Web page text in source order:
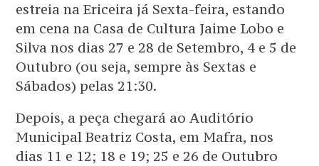
estreia na Ericeira já Sexta-feira, estando
em cena na Casa de Cultura Jaime Lobo e
Silva nos dias 27 e 28 de Setembro, 4 e 5 de
Outubro (ou seja, sempre às Sextas e
Sábados) pelas 21:30.
Depois, a peça chegará ao Auditório
Municipal Beatriz Costa, em Mafra, nos
dias 11 e 12; 18 e 19; 25 e 26 de Outubro